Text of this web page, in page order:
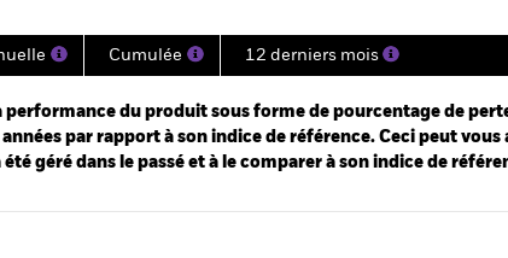
2026-07-31 00:00:00.
Cumulée 12 derniers mois
performance du produit sous forme de pourcentage de
par rapport à son indice de référence. Ceci peut vous
géré dans le passé et à le comparer à son indice de